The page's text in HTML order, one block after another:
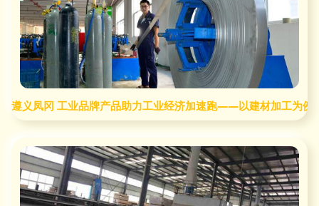
遵义凤冈 工业品牌产品助力工业经济加速跑——以建材加工为例